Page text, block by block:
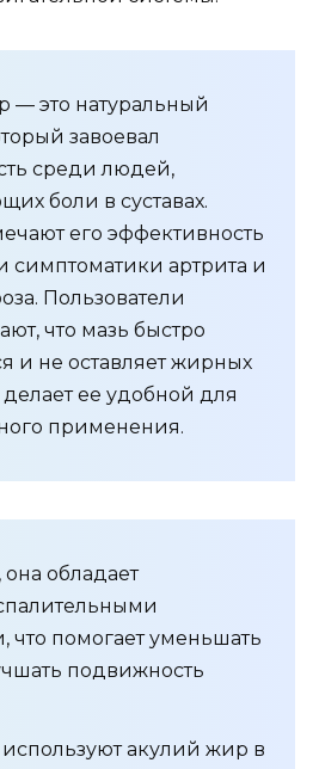
— это натуральный
завоевал
среди людей,
боли в суставах.
его эффективность
симптоматики артрита и
Пользователи
что мазь быстро
и не оставляет жирных
делает ее удобной для
применения.
она обладает
что помогает уменьшать
подвижность
акулий жир в